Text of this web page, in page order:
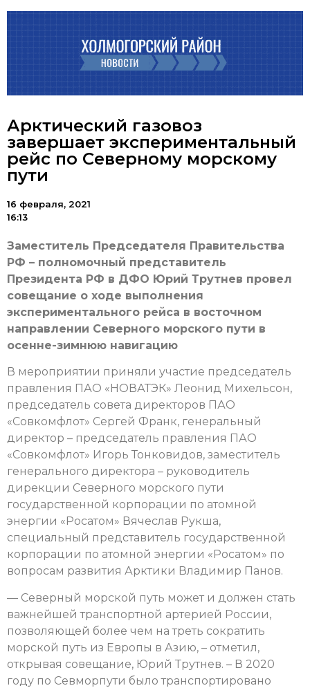
Арктический газовоз
завершает экспериментальный
рейс по Северному морскому
пути
16 февраля, 2021
16:13
Заместитель Председателя Правительства
РФ – полномочный представитель
Президента РФ в ДФО Юрий Трутнев провел
совещание о ходе выполнения
экспериментального рейса в восточном
направлении Северного морского пути в
осенне-зимнюю навигацию
В мероприятии приняли участие председатель
правления ПАО «НОВАТЭК» Леонид Михельсон,
председатель совета директоров ПАО
«Совкомфлот» Сергей Франк, генеральный
директор – председатель правления ПАО
«Совкомфлот» Игорь Тонковидов, заместитель
генерального директора – руководитель
дирекции Северного морского пути
государственной корпорации по атомной
энергии «Росатом» Вячеслав Рукша,
специальный представитель государственной
корпорации по атомной энергии «Росатом» по
вопросам развития Арктики Владимир Панов.
— Северный морской путь может и должен стать
важнейшей транспортной артерией России,
позволяющей более чем на треть сократить
морской путь из Европы в Азию, – отметил,
открывая совещание, Юрий Трутнев. – В 2020
году по Севморпути было транспортировано